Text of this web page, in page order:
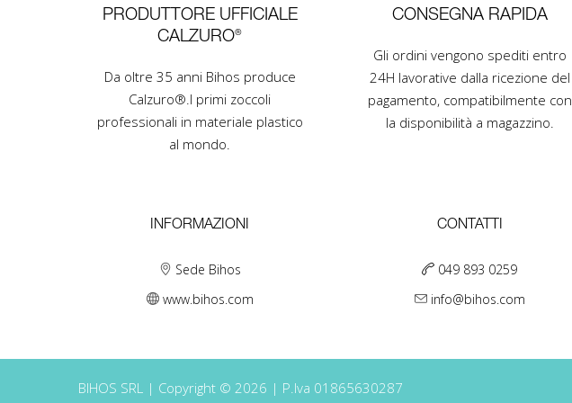
PRODUTTORE UFFICIALE
CALZURO®
Da oltre 35 anni Bihos produce
Calzuro®.I primi zoccoli
professionali in materiale plastico
al mondo.
CONSEGNA RAPIDA
Gli ordini vengono spediti entro
24H lavorative dalla ricezione del
pagamento, compatibilmente con
la disponibilità a magazzino.
INFORMAZIONI
Sede Bihos
www.bihos.com
CONTATTI
049 893 0259
info@bihos.com
BIHOS SRL | Copyright © 2026 | P.Iva 01865630287